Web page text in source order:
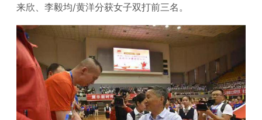
来欣、李毅均/黄洋分获女子双打前三名。